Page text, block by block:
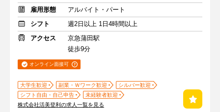
雇用形態
アルバイト・パート
シフト
週2日以上 1日4時間以上
アクセス
京急蒲田駅
徒歩9分
オンライン面接可
大学生歓迎 副業・Ｗワーク歓迎
シルバー歓迎
シフト自由・自己申告
未経験者歓迎
株式会社活美登利の求人一覧を見る